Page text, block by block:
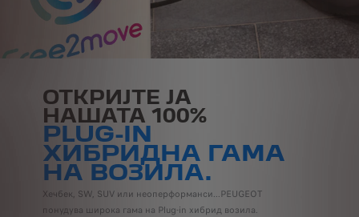
ОТКРИЈТЕ ЈА
НАШАТА 100%
PLUG-IN
ХИБРИДНА ГАМА
НА ВОЗИЛА.
Хечбек, SW, SUV или неоперформанси...PEUGEOT
понудува широка гама на Plug-in хибрид возила.